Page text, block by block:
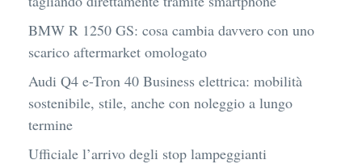
BMW R 1250 GS: cosa cambia davvero con uno
scarico aftermarket omologato
Audi Q4 e-Tron 40 Business elettrica: mobilità
sostenibile, stile, anche con noleggio a lungo
termine
Ufficiale l’arrivo degli stop lampeggianti